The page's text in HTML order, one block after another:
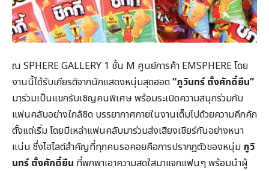
ณ SPHERE GALLERY 1 ชั้น M ศูนย์การค้า EMSPHERE โดย
งานนี้ได้รับเกียรติจากนักแสดงหนุ่มสุดฮอต“ภูวินทร์ ตั้งศักดิ์ยืน”
มาร่วมเป็นแขกรับเชิญคนพิเศษ พร้อมระเบิดความสนุกร่วมกับ
แฟนคลับอย่างใกล้ชิด บรรยากาศภายในงานเต็มไปด้วยความคึกคัก
ตั้งแต่เริ่ม โดยมีเหล่าแฟนคลับมาร่วมส่งเสียงเชียร์กันอย่างหนา
แน่น ซึ่งไฮไลต์สำคัญที่ทุกคนรอคอยคือการปรากฏตัวของหนุ่มภูวิ
นทร์ ตั้งศักดิ์ยืน ที่พกพาเอาความสดใสมาแจกแฟนๆ พร้อมนำผู้